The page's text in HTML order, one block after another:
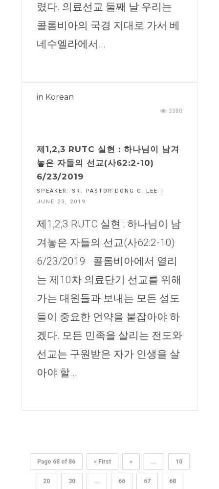
렸다. 의료선교 둘째 날 우리는
콜롬비아의 국경 지대로 가서 베
네수엘라에서...
in Korean
3380
제1,2,3 RUTC 실현 : 하나님이 남겨
놓은 자들의 선교(사62:2-10)
6/23/2019
SPEAKER: SR. PASTOR DONG C. LEE
|
JUNE 23, 2019
제1,2,3 RUTC 실현 : 하나님이 남
겨놓은 자들의 선교(사62:2-10)
6/23/2019 콜롬비아에서 열리
는 제10차 의료단기 선교를 위해
가는 대원들과 보내는 모든 성도
들이 중요한 언약을 붙잡아야 하
겠다. 모든 민족을 살리는 전도와
선교는 구원받은 자가 인생을 살
아야 할...
Page 68 of 86 « First « ... 10
20 30 ... 66 67 68